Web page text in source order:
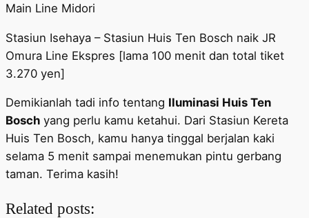
Main Line Midori
Stasiun Isehaya – Stasiun Huis Ten Bosch naik JR
Omura Line Ekspres [lama 100 menit dan total tiket
3.270 yen]
Demikianlah tadi info tentang Iluminasi Huis Ten
Bosch yang perlu kamu ketahui. Dari Stasiun Kereta
Huis Ten Bosch, kamu hanya tinggal berjalan kaki
selama 5 menit sampai menemukan pintu gerbang
taman. Terima kasih!
Related posts: